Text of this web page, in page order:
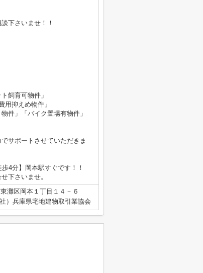
下さいませ！！
飼育可物件」
用抑えめ物件」
件」「バイク置場有物件」
サポートさせていただきま
4分】岡本駅すぐです！！
下さいませ。
灘区岡本１丁目１４－６
社）兵庫県宅地建物取引業協会